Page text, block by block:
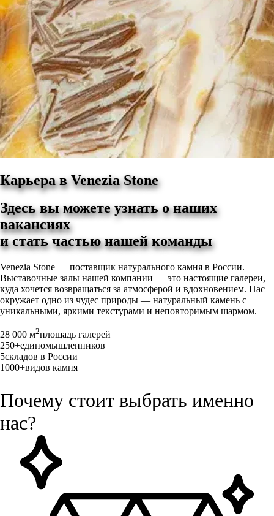
Карьера в Venezia Stone
Здесь вы можете узнать о наших
вакансиях
и стать частью нашей команды
Venezia Stone — поставщик натурального камня в России.
Выставочные залы нашей компании — это настоящие галереи,
куда хочется возвращаться за атмосферой и вдохновением. Нас
окружает одно из чудес природы — натуральный камень с
уникальными, яркими текстурами и неповторимым шармом.
28 000 м2площадь галерей
250+единомышленников
5складов в России
1000+видов камня
Почему стоит выбрать именно
нас?